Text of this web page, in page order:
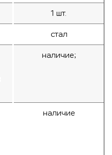
1 шт.
стал
наличие;
наличие